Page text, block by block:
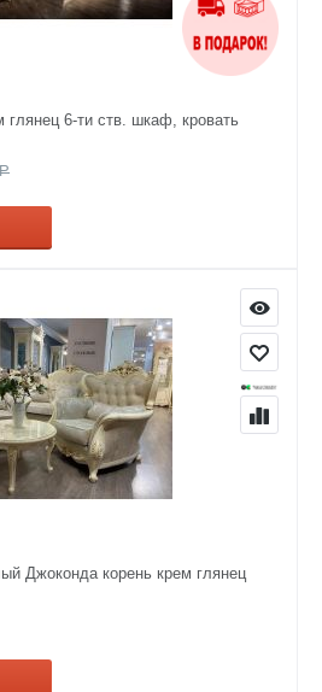
6-ти ств. шкаф, кровать
Р
Джоконда корень крем глянец